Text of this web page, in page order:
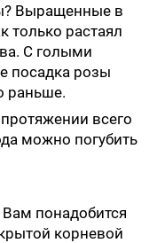
Выращенные в
только растаял
С голыми
посадка розы
раньше.
всего
можно погубить
понадобится
корневой